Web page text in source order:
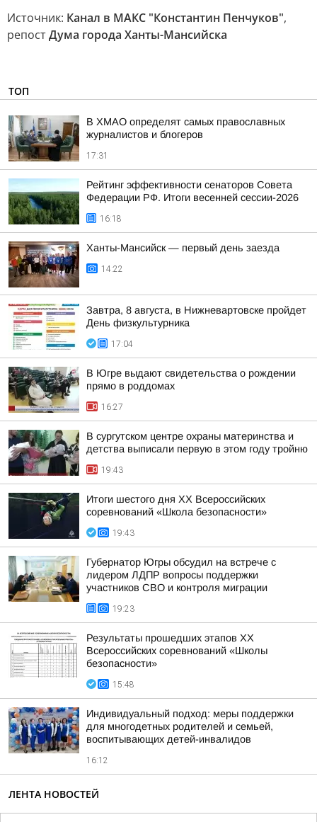
Источник: Канал в МАКС "Константин Пенчуков",
репостДума города Ханты-Мансийска
ТОП
В ХМАО определят самых православных
журналистов и блогеров
17:31
Рейтинг эффективности сенаторов Совета
Федерации РФ. Итоги весенней сессии-2026
16:18
Ханты-Мансийск — первый день заезда
14:22
Завтра, 8 августа, в Нижневартовске пройдет
День физкультурника
17:04
В Югре выдают свидетельства о рождении
прямо в роддомах
16:27
В сургутском центре охраны материнства и
детства выписали первую в этом году тройню
19:43
Итоги шестого дня XX Всероссийских
соревнований «Школа безопасности»
19:43
Губернатор Югры обсудил на встрече с
лидером ЛДПР вопросы поддержки
участников СВО и контроля миграции
19:23
Результаты прошедших этапов ХХ
Всероссийских соревнований «Школы
безопасности»
15:48
Индивидуальный подход: меры поддержки
для многодетных родителей и семьей,
воспитывающих детей-инвалидов
16:12
ЛЕНТА НОВОСТЕЙ